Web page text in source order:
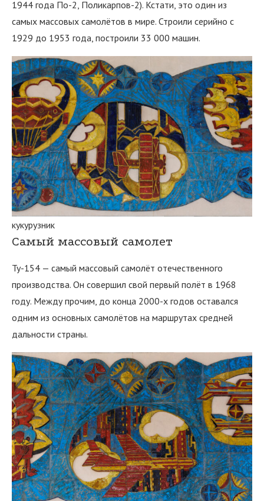
1944 года По-2, Поликарпов-2). Кстати, это один из
самых массовых самолётов в мире. Строили серийно с
1929 до 1953 года, построили 33 000 машин.
кукурузник
Самый массовый самолет
Ту-154 — самый массовый самолёт отечественного
производства. Он совершил свой первый полёт в 1968
году. Между прочим, до конца 2000-х годов оставался
одним из основных самолётов на маршрутах средней
дальности страны.